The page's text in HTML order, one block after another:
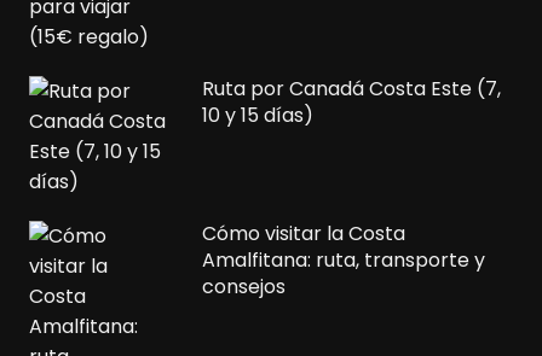
Ruta por Canadá Costa Este (7,
10 y 15 días)
Cómo visitar la Costa
Amalfitana: ruta, transporte y
consejos